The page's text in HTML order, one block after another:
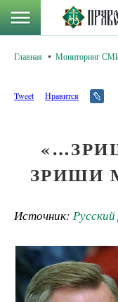
Главная Мониторинг
Tweet Нравится
ЗРИШИ
Источник: